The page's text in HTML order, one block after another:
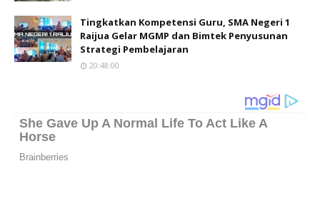
Tingkatkan Kompetensi Guru, SMA Negeri 1
Raijua Gelar MGMP dan Bimtek Penyusunan
Strategi Pembelajaran
20:48:00